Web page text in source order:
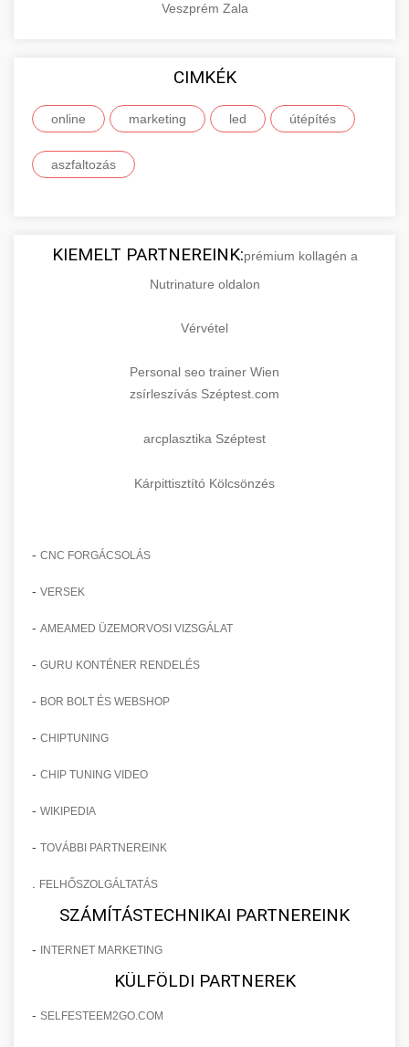
Veszprém Zala
CIMKÉK
online marketing led útépítés
aszfaltozás
KIEMELT PARTNEREINK:prémium kollagén a
Nutrinature oldalon
Vérvétel
Personal seo trainer Wien
zsírleszívás Széptest.com
arcplasztika Széptest
Kárpittisztító Kölcsönzés
- CNC FORGÁCSOLÁS
- VERSEK
- AMEAMED ÜZEMORVOSI VIZSGÁLAT
- GURU KONTÉNER RENDELÉS
- BOR BOLT ÉS WEBSHOP
- CHIPTUNING
- CHIP TUNING VIDEO
- WIKIPEDIA
- TOVÁBBI PARTNEREINK
FELHŐSZOLGÁLTATÁS
SZÁMÍTÁSTECHNIKAI PARTNEREINK
- INTERNET MARKETING
KÜLFÖLDI PARTNEREK
- SELFESTEEM2GO.COM